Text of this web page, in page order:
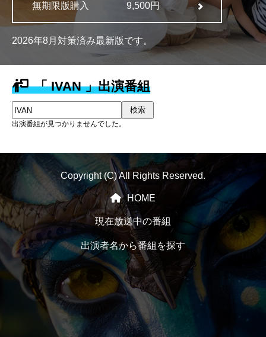
無期限版購入 9,500円
2026年8月対策済み最新版です。
「 IVAN 」出演番組
検索
出演番組が見つかりませんでした。
Copyright (C) All Rights Reserved.
HOME
現在放送中の番組
出演者名から番組を探す